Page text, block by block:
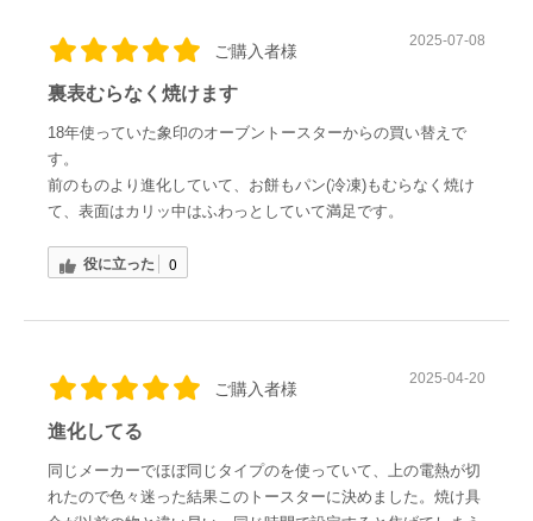
ご購入者様
2025-07-08
裏表むらなく焼けます
18年使っていた象印のオーブントースターからの買い替えで
す。
前のものより進化していて、お餅もパン(冷凍)もむらなく焼け
て、表面はカリッ中はふわっとしていて満足です。
役に立った 0
ご購入者様
2025-04-20
進化してる
同じメーカーでほぼ同じタイプのを使っていて、上の電熱が切
れたので色々迷った結果このトースターに決めました。焼け具